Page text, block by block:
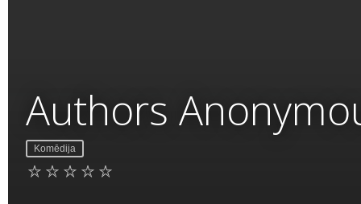
Authors
Komēdija